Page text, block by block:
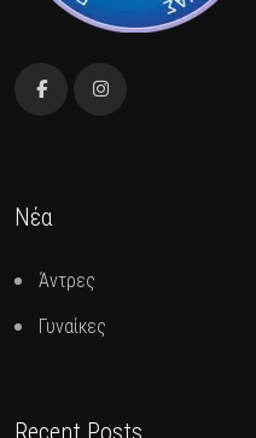
Νέα
Άντρες
Γυναίκες
Recent Posts